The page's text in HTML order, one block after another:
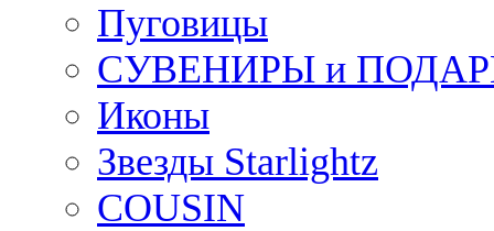
Пуговицы
СУВЕНИРЫ и
Иконы
Звезды Starlightz
COUSIN